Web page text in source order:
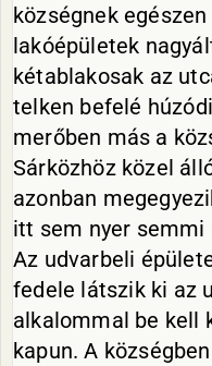
községnek
lakóépületek
kétablakosak az
telken befelé
merőben más a
Sárközhöz közel
azonban
itt sem nyer semmi
Az udvarbeli
fedele látszik ki az
alkalommal be kell
kapun. A